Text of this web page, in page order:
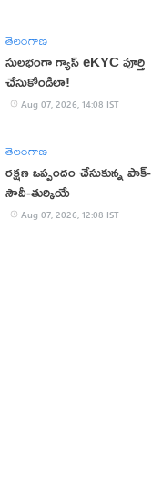
తెలంగాణ
సులభంగా గ్యాస్ eKYC పూర్తి
చేసుకోండిలా!
Aug 07, 2026, 14:08 IST
తెలంగాణ
రక్షణ ఒప్పందం చేసుకున్న పాక్‌-
సౌదీ-తుర్కియే
Aug 07, 2026, 12:08 IST